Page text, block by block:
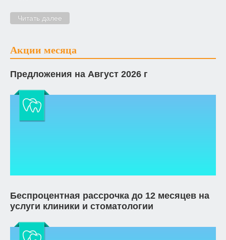
Читать далее
Акции месяца
Предложения на Август 2026 г
Беспроцентная рассрочка до 12 месяцев на
услуги клиники и стоматологии